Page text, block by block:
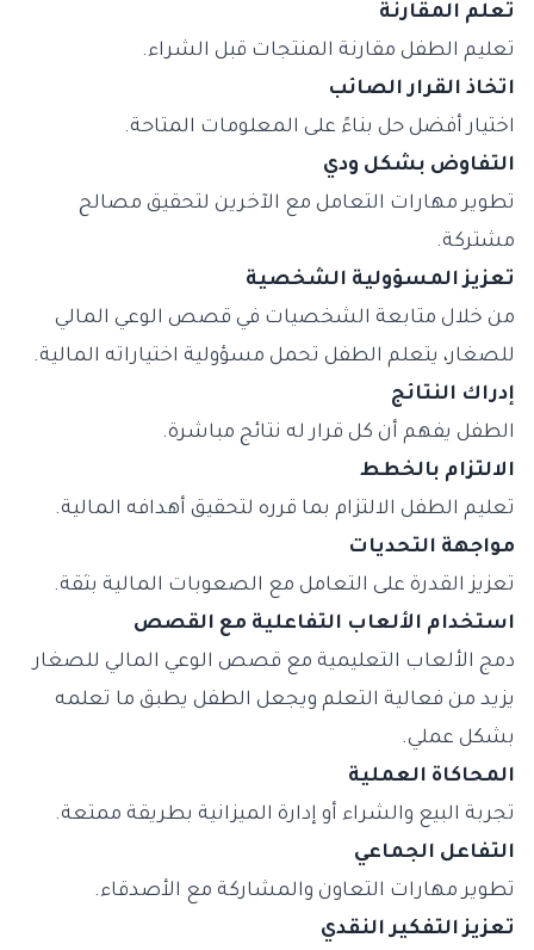
تعلم المقارنة
تعليم الطفل مقارنة المنتجات قبل الشراء.
اتخاذ القرار الصائب
اختيار أفضل حل بناءً على المعلومات المتاحة.
التفاوض بشكل ودي
تطوير مهارات التعامل مع الآخرين لتحقيق مصالح
مشتركة.
تعزيز المسؤولية الشخصية
من خلال متابعة الشخصيات في قصص الوعي المالي
للصغار، يتعلم الطفل تحمل مسؤولية اختياراته المالية.
إدراك النتائج
الطفل يفهم أن كل قرار له نتائج مباشرة.
الالتزام بالخطط
تعليم الطفل الالتزام بما قرره لتحقيق أهدافه المالية.
مواجهة التحديات
تعزيز القدرة على التعامل مع الصعوبات المالية بثقة.
استخدام الألعاب التفاعلية مع القصص
دمج الألعاب التعليمية مع قصص الوعي المالي للصغار
يزيد من فعالية التعلم ويجعل الطفل يطبق ما تعلمه
بشكل عملي.
المحاكاة العملية
تجربة البيع والشراء أو إدارة الميزانية بطريقة ممتعة.
التفاعل الجماعي
تطوير مهارات التعاون والمشاركة مع الأصدقاء.
تعزيز التفكير النقدي